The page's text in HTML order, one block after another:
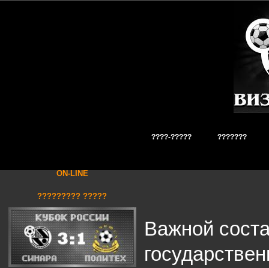
????-????? ???????
ON-LINE
????????? ?????
Важной